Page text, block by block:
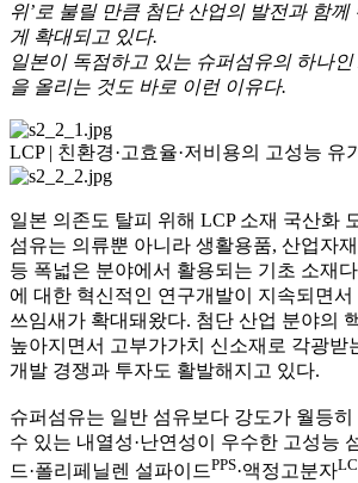
위’로 불릴 만큼 첨단 산업의 발전과 함
게 확대되고 있다.
일본이 독점하고 있는 슈퍼섬유의 하나
을 올리는 것도 바로 이런 이유다.
LCP | 친환경·고효율·저비용의 고성능 유
일본 의존도 탈피 위해 LCP 소재 국산화
섬유는 의류뿐 아니라 생활용품, 산업자
등 폭넓은 분야에서 활용되는 기초 소재
에 대한 혁신적인 연구개발이 지속되면
쓰임새가 확대돼왔다. 첨단 산업 분야의
높아지면서 고부가가치 신소재로 각광받
개발 경쟁과 투자도 활발해지고 있다.
슈퍼섬유는 일반 섬유보다 강도가 월등
수 있는 내열성·난연성이 우수한 고성능
드·폴리페닐렌 설파이드PPS·액정고분자